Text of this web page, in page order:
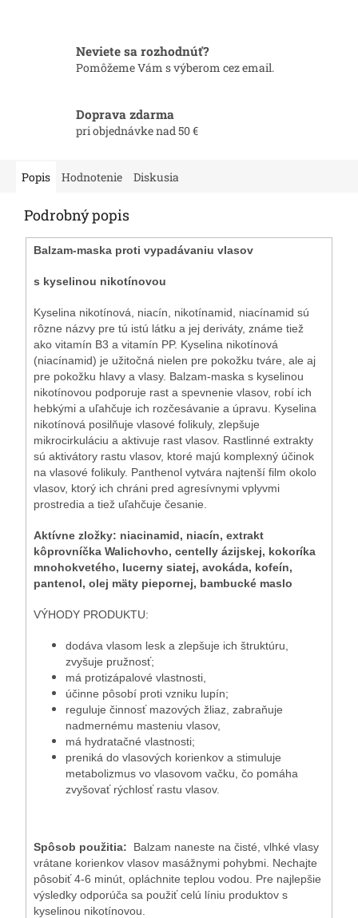
Neviete sa rozhodnúť?
Pomôžeme Vám s výberom cez email.
Doprava zdarma
pri objednávke nad 50 €
Popis Hodnotenie Diskusia
Podrobný popis
Balzam-maska proti vypadávaniu vlasov
s kyselinou nikotínovou
Kyselina nikotínová, niacín, nikotínamid, niacínamid sú
rôzne názvy pre tú istú látku a jej deriváty, známe tiež
ako vitamín B3 a vitamín PP. Kyselina nikotínová
(niacínamid) je užitočná nielen pre pokožku tváre, ale aj
pre pokožku hlavy a vlasy. Balzam-maska s kyselinou
nikotínovou podporuje rast a spevnenie vlasov, robí ich
hebkými a uľahčuje ich rozčesávanie a úpravu. Kyselina
nikotínová posilňuje vlasové folikuly, zlepšuje
mikrocirkuláciu a aktivuje rast vlasov. Rastlinné extrakty
sú aktivátory rastu vlasov, ktoré majú komplexný účinok
na vlasové folikuly. Panthenol vytvára najtenší film okolo
vlasov, ktorý ich chráni pred agresívnymi vplyvmi
prostredia a tiež uľahčuje česanie.
Aktívne zložky: niacinamid, niacín, extrakt
kôprovníčka Walichovho, centelly ázijskej, kokoríka
mnohokvetého, lucerny siatej, avokáda, kofeín,
pantenol, olej mäty piepornej, bambucké maslo
VÝHODY PRODUKTU:
dodáva vlasom lesk a zlepšuje ich štruktúru,
zvyšuje pružnosť;
má protizápalové vlastnosti,
účinne pôsobí proti vzniku lupín;
reguluje činnosť mazových žliaz, zabraňuje
nadmernému masteniu vlasov,
má hydratačné vlastnosti;
preniká do vlasových korienkov a stimuluje
metabolizmus vo vlasovom vačku, čo pomáha
zvyšovať rýchlosť rastu vlasov.
Spôsob použitia:
Balzam naneste na čisté, vlhké vlasy
vrátane korienkov vlasov masážnymi pohybmi. Nechajte
pôsobiť 4-6 minút, opláchnite teplou vodou. Pre najlepšie
výsledky odporúča sa použiť celú líniu produktov s
kyselinou nikotínovou.